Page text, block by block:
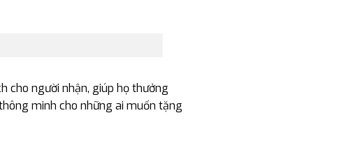
cho người nhận, giúp họ thưởng
minh cho những ai muốn tặng